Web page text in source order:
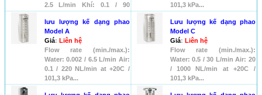
2.5 L/min Khí: 0.1 / 90
101,3 kPa...
lưu lượng kế dạng phao
Model A
Giá: Liên hệ
Flow rate (min./max.):
Water: 0.002 / 6.5 L/min Air:
0.1 / 220 NL/min at +20C /
101,3 kPa...
Lưu lượng kế dạng phao
Model C
Giá: Liên hệ
Flow rate (min./max.):
Water: 0.5 / 30 L/min Air: 20
/ 1000 NL/min at +20C /
101,3 kPa...